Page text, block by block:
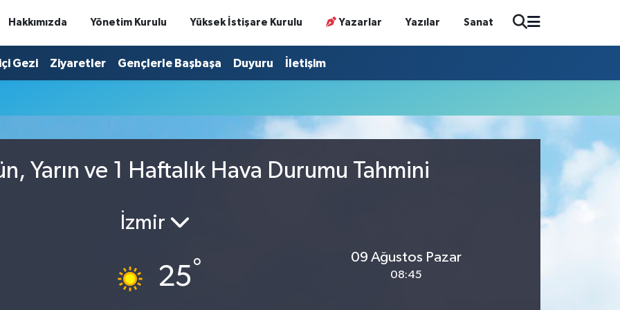
Hakkımızda Yönetim Kurulu Yüksek İstişare Kurulu Yazarlar Yazılar Sanat
Gezi Ziyaretler Gençlerle Başbaşa Duyuru İletişim
Yarın ve 1 Haftalık Hava Durumu Tahmini
İzmir
25°
09 Ağustos Pazar
08:45